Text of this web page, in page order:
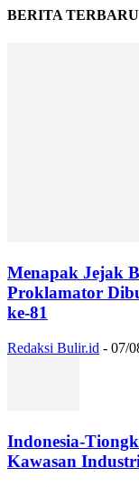
BERITA TERBARU
Menapak Jejak
Proklamator
ke-81
Redaksi Bulir.id - 07/
Indonesia-
Kawasan